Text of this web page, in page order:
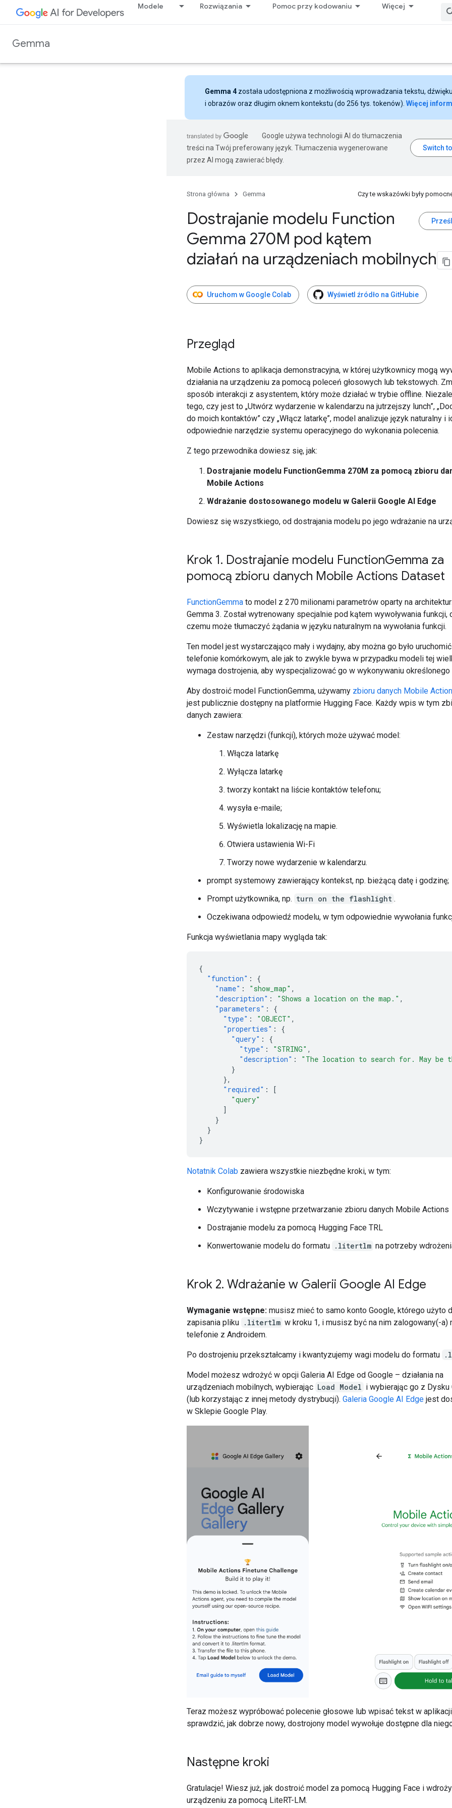
Modele Rozwiązania Pomoc przy kodowaniu Więcej
Gemma
Gemma 4 została udostępniona z możliwością wprowadzania tekstu, dźwięku
i obrazów oraz długim oknem kontekstu (do 256 tys. tokenów). Więcej
Google używa technologii AI do tłumaczenia
treści na Twój preferowany język. Tłumaczenia wygenerowane
przez AI mogą zawierać błędy.
Strona główna Gemma Czy te wskazówki były
Dostrajanie modelu Function
Gemma 270M pod kątem
działań na urządzeniach mobilnych
Uruchom w Google Colab Wyświetl źródło na GitHubie
Przegląd
Mobile Actions to aplikacja demonstracyjna, w której użytkownicy mogą
działania na urządzeniu za pomocą poleceń głosowych lub tekstowych.
sposób interakcji z asystentem, który może działać w trybie offline.
tego, czy jest to „Utwórz wydarzenie w kalendarzu na jutrzejszy lunch”,
do moich kontaktów” czy „Włącz latarkę”, model analizuje język naturalny i
odpowiednie narzędzie systemu operacyjnego do wykonania polecenia.
Z tego przewodnika dowiesz się, jak:
Dostrajanie modelu FunctionGemma 270M za pomocą zbioru
Mobile Actions
Wdrażanie dostosowanego modelu w Galerii Google AI Edge
Dowiesz się wszystkiego, od dostrajania modelu po jego wdrażanie na
Krok 1. Dostrajanie modelu FunctionGemma za
pomocą zbioru danych Mobile Actions Dataset
FunctionGemma to model z 270 milionami parametrów oparty na
Gemma 3. Został wytrenowany specjalnie pod kątem wywoływania funkcji,
czemu może tłumaczyć żądania w języku naturalnym na wywołania funkcji.
Ten model jest wystarczająco mały i wydajny, aby można go było
telefonie komórkowym, ale jak to zwykle bywa w przypadku modeli tej
wymaga dostrojenia, aby wyspecjalizować go w wykonywaniu określonego
Aby dostroić model FunctionGemma, używamy zbioru danych Mobile
jest publicznie dostępny na platformie Hugging Face. Każdy wpis w tym
danych zawiera:
Zestaw narzędzi (funkcji), których może używać model:
Włącza latarkę
Wyłącza latarkę
tworzy kontakt na liście kontaktów telefonu;
wysyła e-maile;
Wyświetla lokalizację na mapie.
Otwiera ustawienia Wi-Fi
Tworzy nowe wydarzenie w kalendarzu.
prompt systemowy zawierający kontekst, np. bieżącą datę i godzinę;
Prompt użytkownika, np. turn on the flashlight .
Oczekiwana odpowiedź modelu, w tym odpowiednie wywołania
Funkcja wyświetlania mapy wygląda tak:
{
"function" :
{
"name" : "show_map" ,
"description" : "Shows a location on the map." ,
"parameters" :
{
"type" : "OBJECT" ,
"properties" :
{
"query" :
{
"type" : "STRING" ,
"description" :
"The location to search for. May be
}
},
"required" :
[
"query"
]
}
}
}
Notatnik Colab zawiera wszystkie niezbędne kroki, w tym:
Konfigurowanie środowiska
Wczytywanie i wstępne przetwarzanie zbioru danych Mobile Actions
Dostrajanie modelu za pomocą Hugging Face TRL
Konwertowanie modelu do formatu .litertlm na potrzeby
Krok 2. Wdrażanie w Galerii Google AI Edge
Wymaganie wstępne: musisz mieć to samo konto Google, którego użyto
zapisania pliku .litertlm w kroku 1, i musisz być na nim zalogowany(-a)
telefonie z Androidem.
Po dostrojeniu przekształcamy i kwantyzujemy wagi modelu do formatu
Model możesz wdrożyć w opcji Galeria AI Edge od Google – działania na
urządzeniach mobilnych, wybierając Load Model i wybierając go z Dysku
(lub korzystając z innej metody dystrybucji). Galeria Google AI Edge jest
w Sklepie Google Play.
Teraz możesz wypróbować polecenie głosowe lub wpisać tekst w
sprawdzić, jak dobrze nowy, dostrojony model wywołuje dostępne dla
Następne kroki
Gratulacje! Wiesz już, jak dostroić model za pomocą Hugging Face i
urządzeniu za pomocą LiteRT-LM.